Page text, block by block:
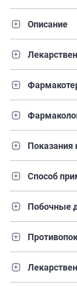
Описание
Показания
Способ
Побочные